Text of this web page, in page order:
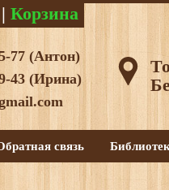
| Корзина
связь
77 (Антон)
43 (Ирина)